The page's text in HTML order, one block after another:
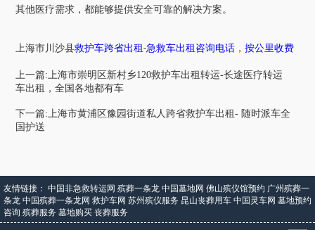
其他医疗需求，都能够提供安全可靠的解决方案。
上海市 川沙县救护车跨省出租-急救车出租咨询电话 ，按公里收费
上一篇:上海市崇明区新村乡120救护车出租转运-长途医疗转运
车出租，全国各地都有车
下一篇:上海市黄浦区豫园街道私人跨省救护车出租- 随时派车全
国护送
友情链接： 中国非急救转运网 殡葬一条龙 中国墓地网 佛山殡仪馆预约 广州殡葬一
条龙 中国殡葬一条龙网 救护车网 苏州殡仪服务 昆山丧葬用车 中国灵车网 墓地预约
咨询 殡葬服务 墓地购买 丧葬服务